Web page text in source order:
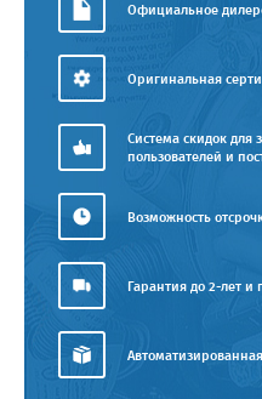
Официальное
Оригинальная
Система скидок для
пользователей и
Возможность
Гарантия до 2-лет и